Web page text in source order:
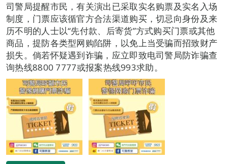
司警局提醒市民，有关演出已采取实名购票及实名入场
制度，门票应该循官方合法渠道购买，切忌向身份及来
历不明的人士以“先付款、后寄货”方式购买门票或其他
商品，提防各类型网购陷阱，以免上当受骗而招致财产
损失。倘若怀疑遇到诈骗，应立即致电司警局防诈骗查
询热线8800 7777或报案热线993求助。